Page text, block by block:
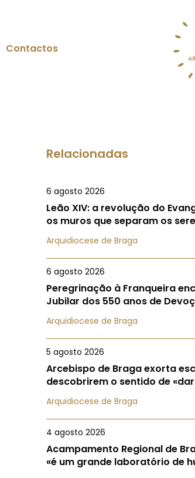
Contactos
Relacionadas
6 agosto 2026
Leão XIV: a revolução do
os muros que separam os
Arquidiocese de Braga
6 agosto 2026
Peregrinação à Franqueira
Jubilar dos 550 anos de
Arquidiocese de Braga
5 agosto 2026
Arcebispo de Braga exorta
descobrirem o sentido de
Arquidiocese de Braga
4 agosto 2026
Acampamento Regional de
«é um grande laboratório de